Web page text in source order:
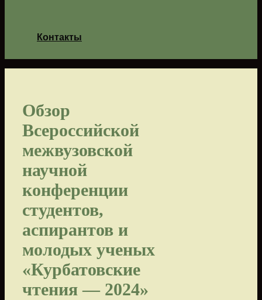
Контакты
Обзор
Всероссийской
межвузовской
научной
конференции
студентов,
аспирантов и
молодых ученых
«Курбатовские
чтения — 2024»